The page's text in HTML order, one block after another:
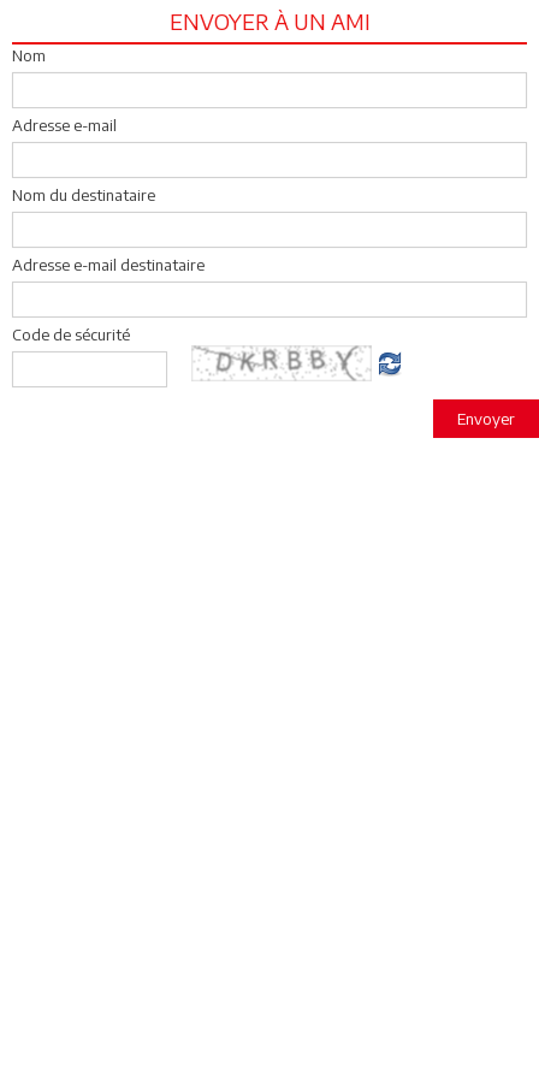
ENVOYER À UN AMI
Nom
Adresse e-mail
Nom du destinataire
Adresse e-mail destinataire
Code de sécurité
Envoyer